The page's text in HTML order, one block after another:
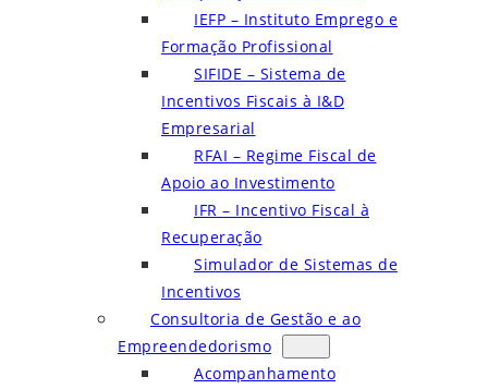
IEFP – Instituto Emprego e
Formação Profissional
SIFIDE – Sistema de
Incentivos Fiscais à I&D
Empresarial
RFAI – Regime Fiscal de
Apoio ao Investimento
IFR – Incentivo Fiscal à
Recuperação
Simulador de Sistemas de
Incentivos
Consultoria de Gestão e ao
Empreendedorismo
Acompanhamento